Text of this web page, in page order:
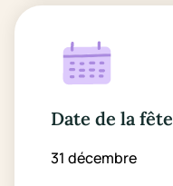
Date de la fête
31 décembre